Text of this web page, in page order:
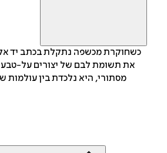
כשחוקרת מכשפה נתקלת בכתב יד
את תשומת לבם של יצורים על-
מסתורי, היא נלכדת בין עולמות